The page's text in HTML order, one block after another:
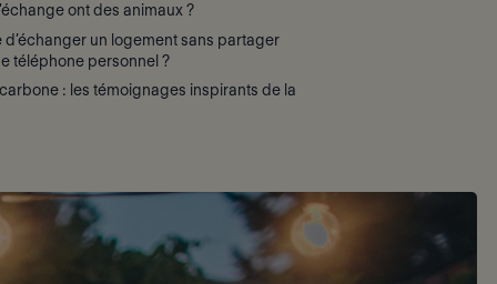
ont des animaux ?
d’échanger un logement sans partager
téléphone personnel ?
: les témoignages inspirants de la